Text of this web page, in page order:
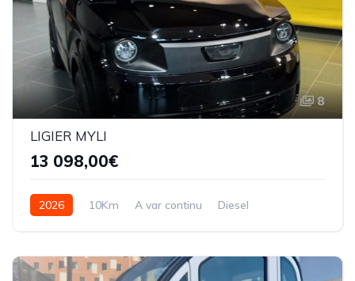
8
LIGIER MYLI
13 098,00€
2026 10Km A var continu Diesel